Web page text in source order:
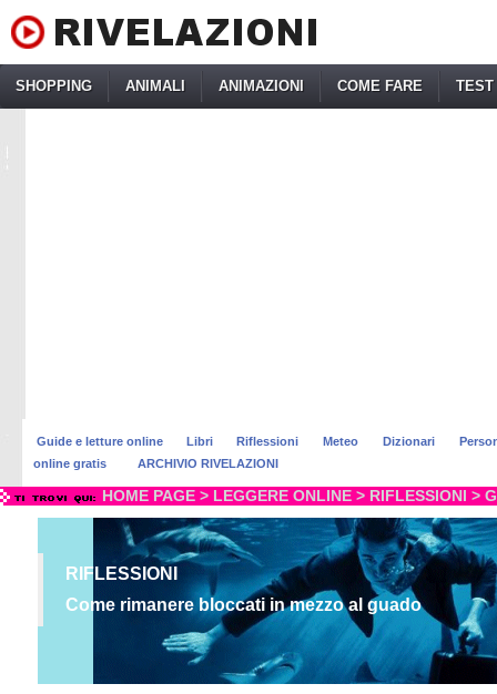
SHOPPING ANIMALI ANIMAZIONI COME FARE TEST
Guide e letture online Libri Riflessioni Meteo Dizionari
online gratis
ARCHIVIO RIVELAZIONI
HOME PAGE > LEGGERE ONLINE > RIFLESSIONI >
RIFLESSIONI
Come rimanere bloccati in mezzo al guado